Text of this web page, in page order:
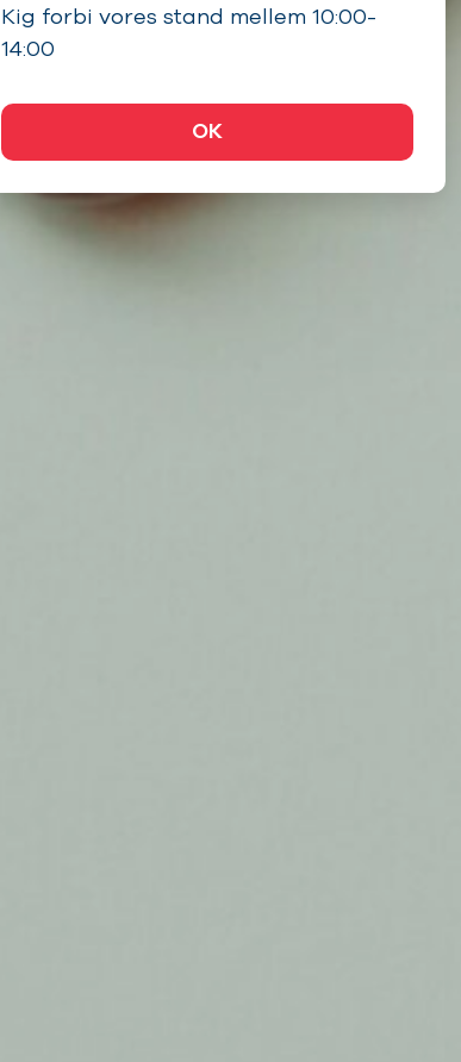
Kig forbi vores stand mellem 10:00-
14:00
OK